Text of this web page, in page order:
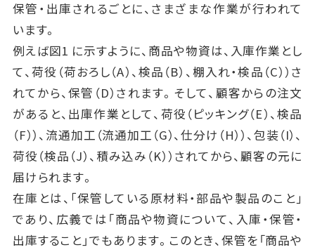
保管・出庫されるごとに、さまざまな作業が行われて
います。
例えば図1 に示すように、商品や物資は、入庫作業とし
て、荷役（荷おろし（A）、検品（B）、棚入れ・検品（C））さ
れてから、保管（D）されます。そして、顧客からの注文
があると、出庫作業として、荷役（ピッキング（E）、検品
（F））、流通加工（流通加工（G）、仕分け（H））、包装（I）、
荷役（検品（J）、積み込み（K））されてから、顧客の元に
届けられます。
在庫とは、｢保管している原材料・部品や製品のこと｣
であり、広義では「商品や物資について、入庫・保管・
出庫すること」でもあります。このとき、保管を「商品や